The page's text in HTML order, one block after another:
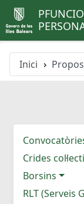
Inici
Crides
Borsins
RLT (Serveis